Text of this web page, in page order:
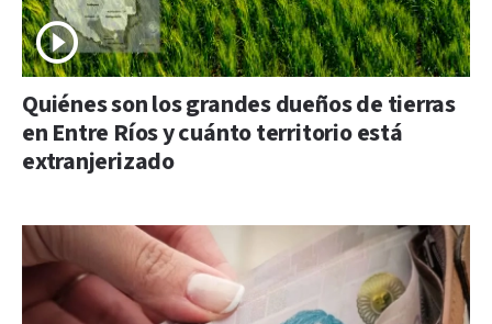
Quiénes son los grandes dueños de tierras
en Entre Ríos y cuánto territorio está
extranjerizado